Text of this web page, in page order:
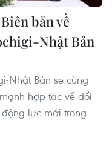
bản về
Nhật Bản
Nhật Bản sẽ cùng
hợp tác về đổi
lực mới trong